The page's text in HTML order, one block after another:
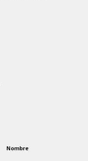
Nombre